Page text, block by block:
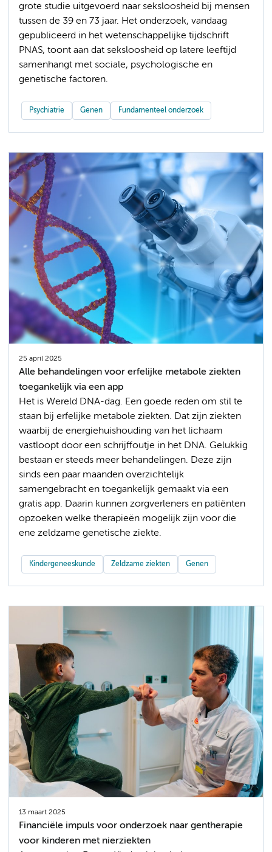
grote studie uitgevoerd naar seksloosheid bij mensen
tussen de 39 en 73 jaar. Het onderzoek, vandaag
gepubliceerd in het wetenschappelijke tijdschrift
PNAS, toont aan dat seksloosheid op latere leeftijd
samenhangt met sociale, psychologische en
genetische factoren.
Psychiatrie Genen Fundamenteel onderzoek
25 april 2025
Alle behandelingen voor erfelijke metabole ziekten
toegankelijk via een app
Het is Wereld DNA-dag. Een goede reden om stil te
staan bij erfelijke metabole ziekten. Dat zijn ziekten
waarbij de energiehuishouding van het lichaam
vastloopt door een schrijffoutje in het DNA. Gelukkig
bestaan er steeds meer behandelingen. Deze zijn
sinds een paar maanden overzichtelijk
samengebracht en toegankelijk gemaakt via een
gratis app. Daarin kunnen zorgverleners en patiënten
opzoeken welke therapieën mogelijk zijn voor die
ene zeldzame genetische ziekte.
Kindergeneeskunde Zeldzame ziekten Genen
13 maart 2025
Financiële impuls voor onderzoek naar gentherapie
voor kinderen met nierziekten